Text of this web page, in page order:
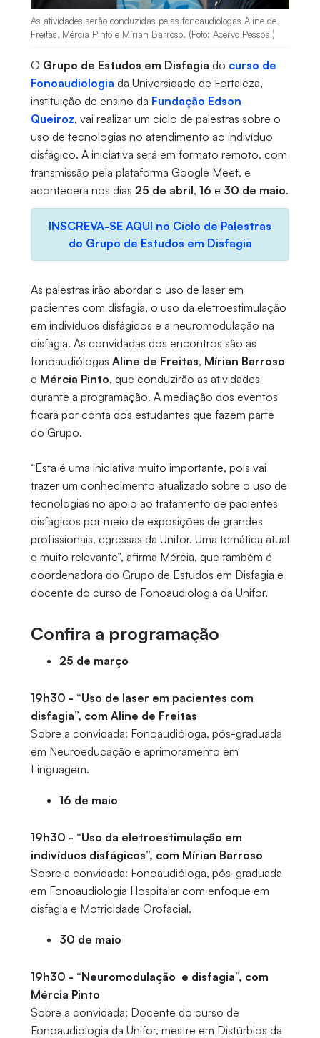
As atividades serão conduzidas pelas fonoaudiólogas Aline de
Freitas, Mércia Pinto e Mírian Barroso. (Foto: Acervo Pessoal)
O Grupo de Estudos em Disfagia do curso de
Fonoaudiologia da Universidade de Fortaleza,
instituição de ensino da Fundação Edson
Queiroz, vai realizar um ciclo de palestras sobre o
uso de tecnologias no atendimento ao indivíduo
disfágico. A iniciativa será em formato remoto, com
transmissão pela plataforma Google Meet, e
acontecerá nos dias 25 de abril, 16 e 30 de maio.
INSCREVA-SE AQUI no Ciclo de Palestras
do Grupo de Estudos em Disfagia
As palestras irão abordar o uso de laser em
pacientes com disfagia, o uso da eletroestimulação
em indivíduos disfágicos e a neuromodulação na
disfagia. As convidadas dos encontros são as
fonoaudiólogas Aline de Freitas, Mírian Barroso
e Mércia Pinto, que conduzirão as atividades
durante a programação. A mediação dos eventos
ficará por conta dos estudantes que fazem parte
do Grupo.
“Esta é uma iniciativa muito importante, pois vai
trazer um conhecimento atualizado sobre o uso de
tecnologias no apoio ao tratamento de pacientes
disfágicos por meio de exposições de grandes
profissionais, egressas da Unifor. Uma temática atual
e muito relevante”, afirma Mércia, que também é
coordenadora do Grupo de Estudos em Disfagia e
docente do curso de Fonoaudiologia da Unifor.
Confira a programação
25 de março
19h30 - “Uso de laser em pacientes com
disfagia”, com Aline de Freitas
Sobre a convidada: Fonoaudióloga, pós-graduada
em Neuroeducação e aprimoramento em
Linguagem.
16 de maio
19h30 - “Uso da eletroestimulação em
indivíduos disfágicos”, com Mírian Barroso
Sobre a convidada: Fonoaudióloga, pós-graduada
em Fonoaudiologia Hospitalar com enfoque em
disfagia e Motricidade Orofacial.
30 de maio
19h30 - “Neuromodulação e disfagia”, com
Mércia Pinto
Sobre a convidada: Docente do curso de
Fonoaudiologia da Unifor, mestre em Distúrbios da